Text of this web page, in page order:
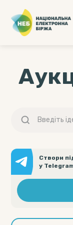
Створи
у